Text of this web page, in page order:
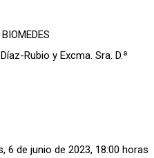
Rubio y Excma. Sra. D.ª
6 de junio de 2023, 18:00 horas